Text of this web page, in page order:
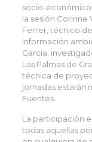
socio-
la sesión Corinne
Ferrer, técnico
información
García,
Las Palmas de
técnica de
jornadas estarán
Fuentes.
La participación
todas aquellas